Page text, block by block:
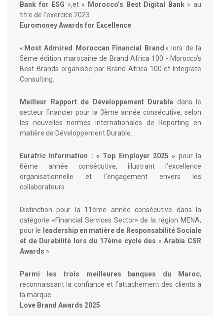
Bank for ESG »,et « Morocco’s Best Digital Bank» au
titre de l’exercice 2023.
Euromoney Awards for Excellence
« Most Admired Moroccan Financial Brand » lors de la
5ème édition marocaine de Brand Africa 100 - Morocco’s
Best Brands organisée par Brand Africa 100 et Integrate
Consulting.
Meilleur Rapport de Développement Durable dans le
secteur financier pour la 3ème année consécutive, selon
les nouvelles normes internationales de Reporting en
matière de Développement Durable.
Eurafric Information : « Top Employer 2025 » pour la
6ème année consécutive, illustrant l’excellence
organisationnelle et l’engagement envers les
collaborateurs.
Distinction pour la 11ème année consécutive dans la
catégorie «Financial Services Sector» de la région MENA,
pour le
leadership en matière de Responsabilité Sociale
et de Durabilité lors du 17ème cycle des «Arabia CSR
Awards »
Parmi les trois meilleures banques du Maroc,
reconnaissant la confiance et l’attachement des clients à
la marque.
Love Brand Awards 2025